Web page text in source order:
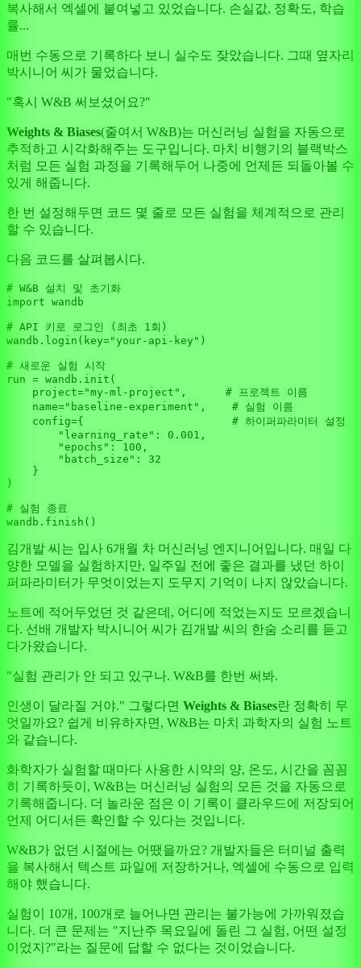
복사해서 엑셀에 붙여넣고 있었습니다. 손실값, 정확도, 학습
률...
매번 수동으로 기록하다 보니 실수도 잦았습니다. 그때 옆자리
박시니어 씨가 물었습니다.
"혹시 W&B 써보셨어요?"
Weights & Biases(줄여서 W&B)는 머신러닝 실험을 자동으로
추적하고 시각화해주는 도구입니다. 마치 비행기의 블랙박스
처럼 모든 실험 과정을 기록해두어 나중에 언제든 되돌아볼 수
있게 해줍니다.
한 번 설정해두면 코드 몇 줄로 모든 실험을 체계적으로 관리
할 수 있습니다.
다음 코드를 살펴봅시다.
# W&B 설치 및 초기화
import wandb
# API 키로 로그인 (최초 1회)
wandb.login(key="your-api-key" )
# 새로운 실험 시작
run = wandb.init(
    project=
"my-ml-project" , # 프로젝트 이름
    name=
"baseline-experiment" , # 실험 이름
    config={
# 하이퍼파라미터 설정
"learning_rate" : 0.001 ,
"epochs" : 100 ,
"batch_size" : 32
    }
)
# 실험 종료
김개발 씨는 입사 6개월 차 머신러닝 엔지니어입니다. 매일 다
양한 모델을 실험하지만, 일주일 전에 좋은 결과를 냈던 하이
퍼파라미터가 무엇이었는지 도무지 기억이 나지 않았습니다.
노트에 적어두었던 것 같은데, 어디에 적었는지도 모르겠습니
다. 선배 개발자 박시니어 씨가 김개발 씨의 한숨 소리를 듣고
다가왔습니다.
"실험 관리가 안 되고 있구나. W&B를 한번 써봐.
인생이 달라질 거야." 그렇다면 Weights & Biases란 정확히 무
엇일까요? 쉽게 비유하자면, W&B는 마치 과학자의 실험 노트
와 같습니다.
화학자가 실험할 때마다 사용한 시약의 양, 온도, 시간을 꼼꼼
히 기록하듯이, W&B는 머신러닝 실험의 모든 것을 자동으로
기록해줍니다. 더 놀라운 점은 이 기록이 클라우드에 저장되어
언제 어디서든 확인할 수 있다는 것입니다.
W&B가 없던 시절에는 어땠을까요? 개발자들은 터미널 출력
을 복사해서 텍스트 파일에 저장하거나, 엑셀에 수동으로 입력
해야 했습니다.
실험이 10개, 100개로 늘어나면 관리는 불가능에 가까워졌습
니다. 더 큰 문제는 "지난주 목요일에 돌린 그 실험, 어떤 설정
이었지?"라는 질문에 답할 수 없다는 것이었습니다.